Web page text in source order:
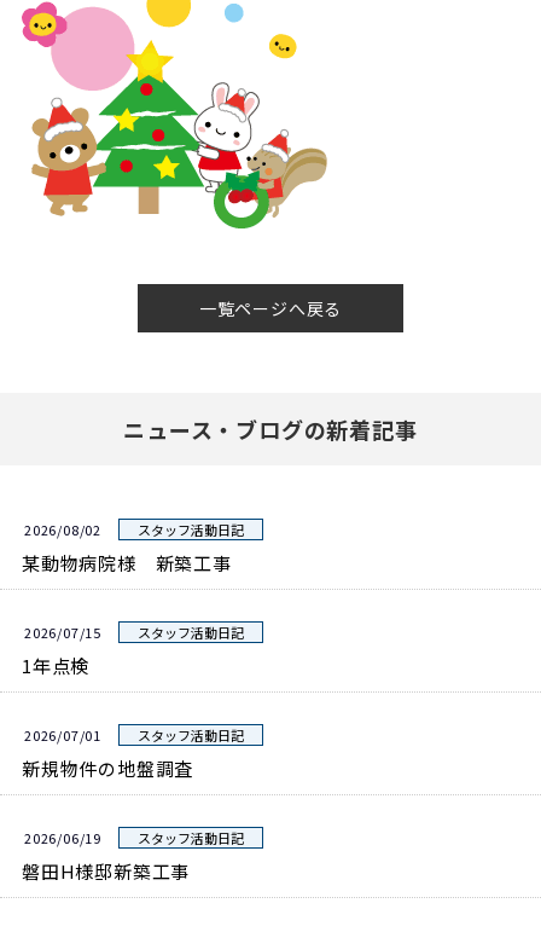
一覧ページへ戻る
ニュース・ブログの新着記事
2026/08/02 スタッフ活動日記
某動物病院様 新築工事
2026/07/15 スタッフ活動日記
1年点検
2026/07/01 スタッフ活動日記
新規物件の地盤調査
2026/06/19 スタッフ活動日記
磐田H様邸新築工事